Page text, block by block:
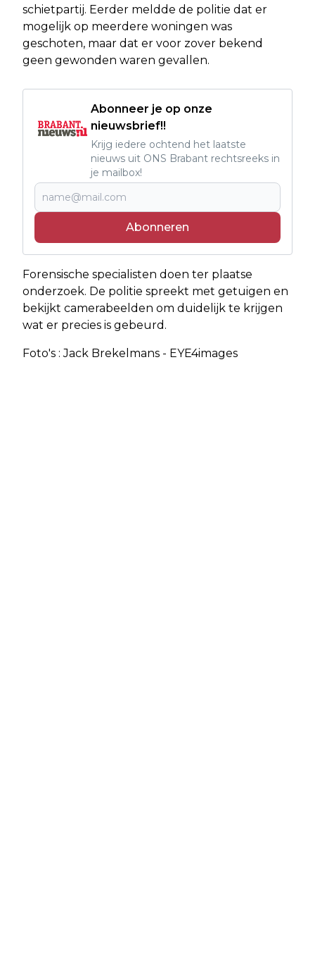
schietpartij. Eerder meldde de politie dat er
mogelijk op meerdere woningen was
geschoten, maar dat er voor zover bekend
geen gewonden waren gevallen.
Abonneer je op onze
nieuwsbrief!!
Krijg iedere ochtend het laatste
nieuws uit ONS Brabant rechtsreeks in
je mailbox!
Abonneren
Forensische specialisten doen ter plaatse
onderzoek. De politie spreekt met getuigen en
bekijkt camerabeelden om duidelijk te krijgen
wat er precies is gebeurd.
Foto's : Jack Brekelmans - EYE4images